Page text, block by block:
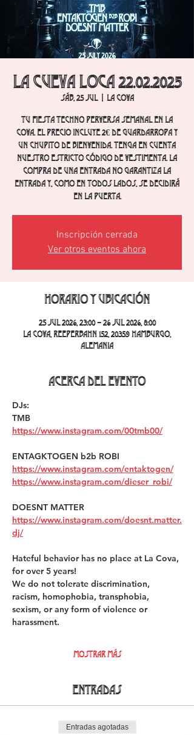
La cueva loca 22.02.2025
sáb, 25 jul
  |
La Cova
Tu fiesta techno perversa semanal en La
Cova. El precio incluye 2€ de guardarropa y
un chupito de bienvenida. Tenga en cuenta
nuestro estricto código de vestimenta. La
compra de una entrada no garantiza la
entrada y, como en todos lados, se decidirá
en la puerta.
Inscripción cerrada
Ver otros eventos ahora
Horario y ubicación
25 jul 2026, 23:00 – 26 jul 2026, 8:00
La Cova, Reeperbahn 152, 20359 Hamburgo,
Alemania
Acerca del evento
DJs:
TMB
https://www.instagram.com/00tmb00/
ENTAGKTOGEN b2b ROBI
https://www.instagram.com/entaktogen/
https://www.instagram.com/dieser_robi/
DOESNT MATTER
https://www.instagram.com/doesnt.matter.
dj/
Hateful behavior has no place at La Cova,
for over 5 years!
We do not tolerate discrimination,
racism, homophobia, transphobia,
sexism, or any form of violence or
harassment.
Mostrar más
Entradas
Entradas agotadas